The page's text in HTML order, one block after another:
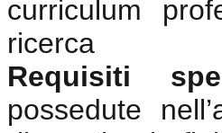
curriculum
ricerca
Requisiti
possedute